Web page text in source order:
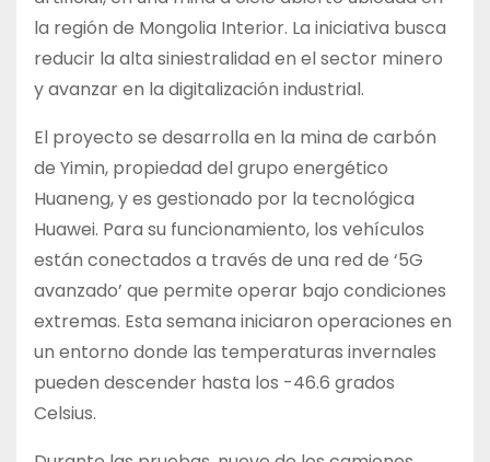
la región de Mongolia Interior. La iniciativa busca
reducir la alta siniestralidad en el sector minero
y avanzar en la digitalización industrial.
El proyecto se desarrolla en la mina de carbón
de Yimin, propiedad del grupo energético
Huaneng, y es gestionado por la tecnológica
Huawei. Para su funcionamiento, los vehículos
están conectados a través de una red de ‘5G
avanzado’ que permite operar bajo condiciones
extremas. Esta semana iniciaron operaciones en
un entorno donde las temperaturas invernales
pueden descender hasta los -46.6 grados
Celsius.